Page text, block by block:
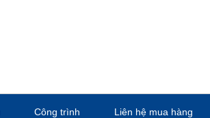
Công trình Liên hệ mua hàng